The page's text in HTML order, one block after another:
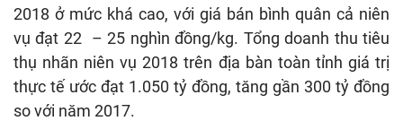
2018 ở mức khá cao, với giá bán bình quân cả niên
vụ đạt 22 – 25 nghìn đồng/kg. Tổng doanh thu tiêu
thụ nhãn niên vụ 2018 trên địa bàn toàn tỉnh giá trị
thực tế ước đạt 1.050 tỷ đồng, tăng gần 300 tỷ đồng
so với năm 2017.